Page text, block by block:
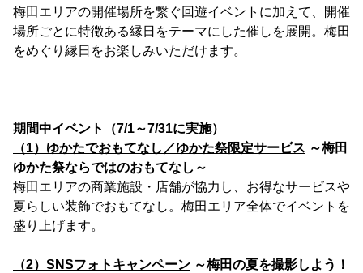
梅田エリアの開催場所を繋ぐ回遊イベントに加えて、開催
場所ごとに特徴ある縁日をテーマにした催しを展開。梅田
をめぐり縁日をお楽しみいただけます。
期間中イベント（7/1～7/31に実施）
（1）ゆかたでおもてなし／ゆかた祭限定サービス ～梅田
ゆかた祭ならではのおもてなし～
梅田エリアの商業施設・店舗が協力し、お得なサービスや
夏らしい装飾でおもてなし。梅田エリア全体でイベントを
盛り上げます。
（2）SNSフォトキャンペーン ～梅田の夏を撮影しよう！